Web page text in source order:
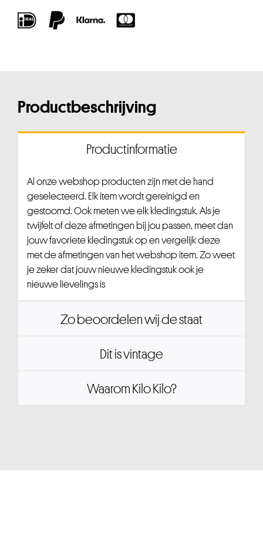
Productbeschrijving
Productinformatie
Al onze webshop producten zijn met de hand
geselecteerd. Elk item wordt gereinigd en
gestoomd. Ook meten we elk kledingstuk. Als je
twijfelt of deze afmetingen bij jou passen, meet dan
jouw favoriete kledingstuk op en vergelijk deze
met de afmetingen van het webshop item. Zo weet
je zeker dat jouw nieuwe kledingstuk ook je
nieuwe lievelings is
Zo beoordelen wij de staat
Dit is vintage
Waarom Kilo Kilo?